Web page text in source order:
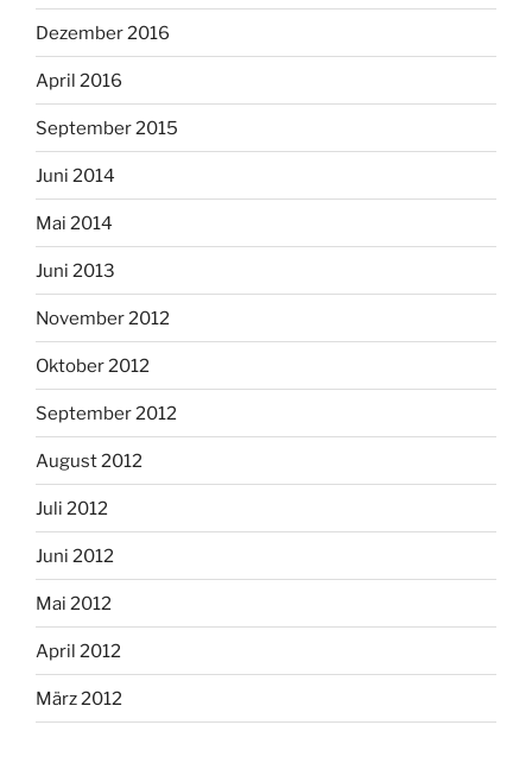
Dezember 2016
April 2016
September 2015
Juni 2014
Mai 2014
Juni 2013
November 2012
Oktober 2012
September 2012
August 2012
Juli 2012
Juni 2012
Mai 2012
April 2012
März 2012